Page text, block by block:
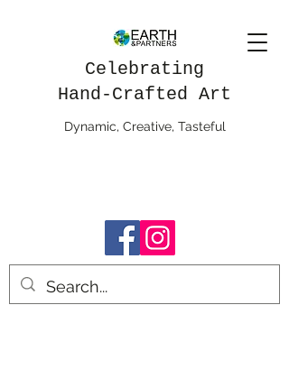
Celebrating
Hand-Crafted Art
Dynamic, Creative, Tasteful